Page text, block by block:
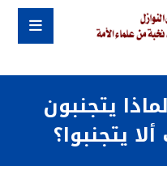
يتجنبون
يتجنبوا؟